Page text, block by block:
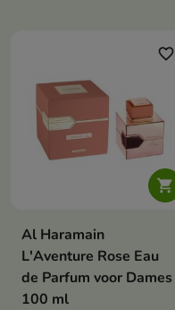

favorite_border
Al Haramain
L'Aventure Rose Eau
de Parfum voor Dames
100 ml